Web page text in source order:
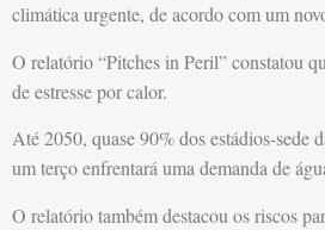
climática urgente, de acordo com um
O relatório “Pitches in Peril” constatou
de estresse por calor.
Até 2050, quase 90% dos estádios-sede
um terço enfrentará uma demanda de
O relatório também destacou os riscos